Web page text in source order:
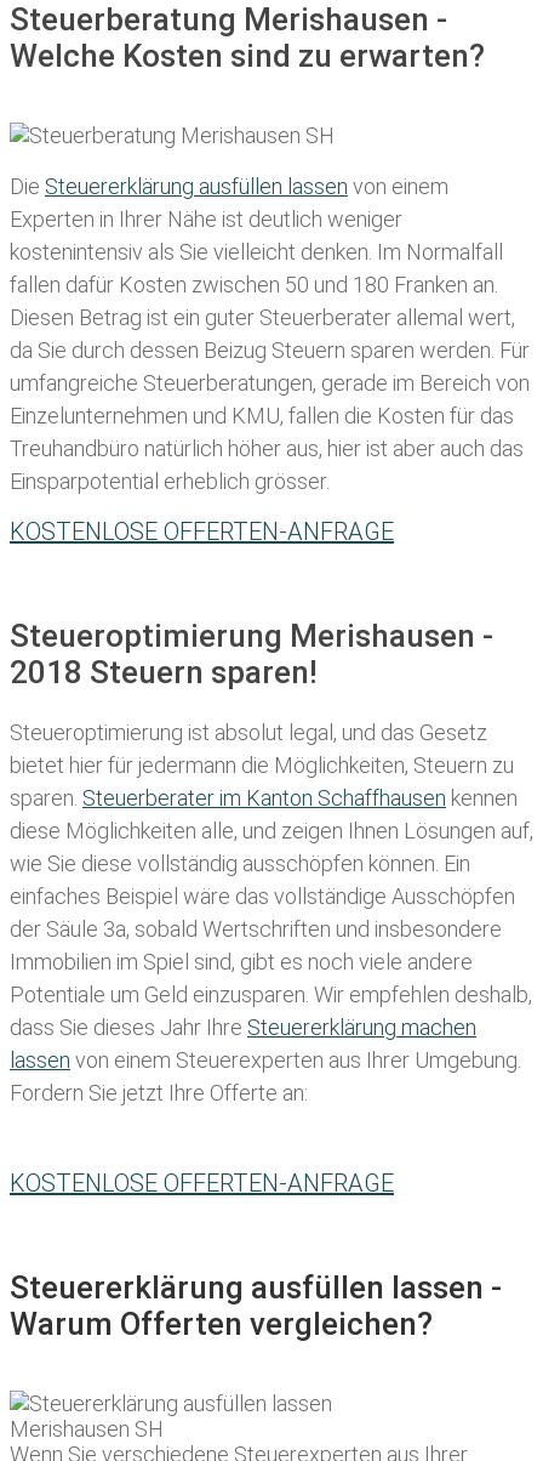
Steuerberatung Merishausen -
Welche Kosten sind zu erwarten?
Die Steuererklärung ausfüllen lassen von einem
Experten in Ihrer Nähe ist deutlich weniger
kostenintensiv als Sie vielleicht denken. Im Normalfall
fallen dafür Kosten zwischen 50 und 180 Franken an.
Diesen Betrag ist ein guter Steuerberater allemal wert,
da Sie durch dessen Beizug Steuern sparen werden. Für
umfangreiche Steuerberatungen, gerade im Bereich von
Einzelunternehmen und KMU, fallen die Kosten für das
Treuhandbüro natürlich höher aus, hier ist aber auch das
Einsparpotential erheblich grösser.
KOSTENLOSE OFFERTEN-ANFRAGE
Steueroptimierung Merishausen -
2018 Steuern sparen!
Steueroptimierung ist absolut legal, und das Gesetz
bietet hier für jedermann die Möglichkeiten, Steuern zu
sparen. Steuerberater im K anton Schaffhausen kennen
diese Möglichkeiten alle, und zeigen Ihnen Lösungen auf,
wie Sie diese vollständig ausschöpfen können. Ein
einfaches Beispiel wäre das vollständige Ausschöpfen
der Säule 3a, sobald Wertschriften und insbesondere
Immobilien im Spiel sind, gibt es noch viele andere
Potentiale um Geld einzusparen. Wir empfehlen deshalb,
dass Sie dieses Jahr Ihre Steuererklärung machen
lassen von einem Steuerexperten aus Ihrer Umgebung.
Fordern Sie jetzt Ihre Offerte an:
KOSTENLOSE OFFERTEN-ANFRAGE
Steuererklärung ausfüllen lassen -
Warum Offerten vergleichen?
Wenn Sie verschiedene Steuerexperten aus Ihrer